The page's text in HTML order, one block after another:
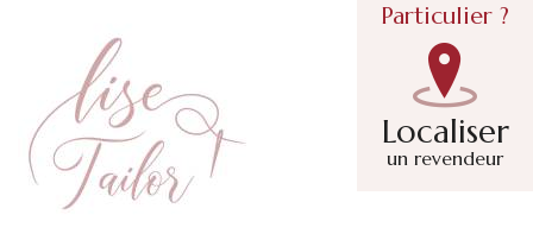
Particulier ?
Localiser
un revendeur